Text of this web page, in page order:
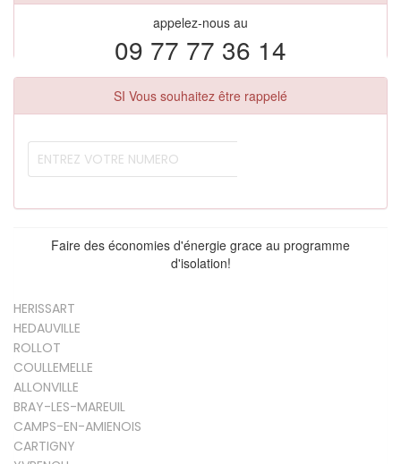
appelez-nous au
09 77 77 36 14
SI Vous souhaitez être rappelé
Faire des économies d'énergie grace au programme
d'isolation!
HERISSART
HEDAUVILLE
ROLLOT
COULLEMELLE
ALLONVILLE
BRAY-LES-MAREUIL
CAMPS-EN-AMIENOIS
CARTIGNY